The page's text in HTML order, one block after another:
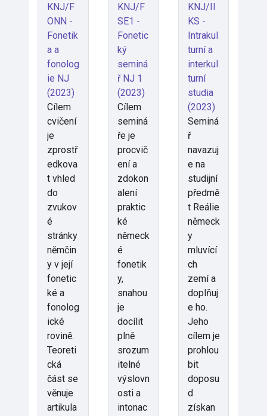
KNJ/F
ONN -
Fonetik
a a
fonolog
ie NJ
(2023)
Cílem
cvičení
je
zprostř
edkova
t vhled
do
zvukov
é
stránky
němčin
y v její
fonetic
ké a
fonolog
ické
rovině.
Teoreti
cká
část se
věnuje
artikula
KNJ/F
SE1 -
Fonetic
ký
seminá
ř NJ 1
(2023)
Cílem
seminá
ře je
procvič
ení a
zdokon
alení
praktic
ké
německ
é
fonetik
y,
snahou
je
docílit
plně
srozum
itelné
výslovn
osti a
intonac
KNJ/II
KS -
Intrakul
turní a
interkul
turní
studia
(2023)
Seminá
ř
navazuj
e na
studijní
předmě
t Reálie
německ
y
mluvící
ch
zemí a
doplňuj
e ho.
Jeho
cílem je
prohlou
bit
doposu
d
získan